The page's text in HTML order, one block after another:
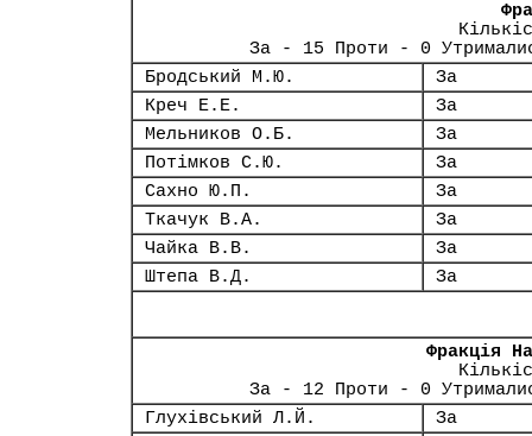
За - 15 Проти - 0
Бродський М.Ю.
За
Креч Е.Е.
За
Мельников О.Б.
За
Потімков С.Ю.
За
Сахно Ю.П.
За
Ткачук В.А.
За
Чайка В.В.
За
Штепа В.Д.
За
Фракція
За - 12 Проти - 0
Глухівський Л.Й.
За